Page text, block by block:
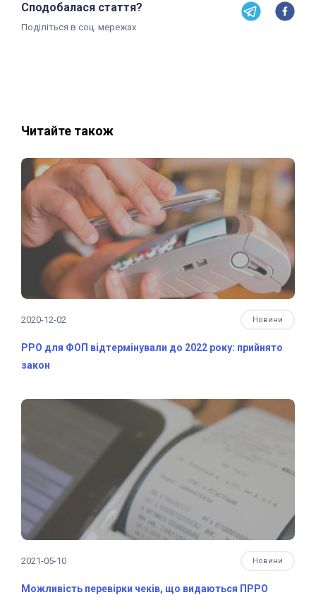
Сподобалася стаття?
Поділіться в соц. мережах
Читайте також
2020-12-02 Новини
РРО для ФОП відтермінували до 2022 року: прийнято
закон
2021-05-10 Новини
Можливість перевірки чеків, що видаються ПРРО